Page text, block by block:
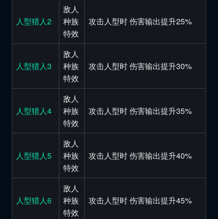
人型猎人2
敌人
种族
特效
攻击人型时 伤害输出提升25%
人型猎人3
敌人
种族
特效
攻击人型时 伤害输出提升30%
人型猎人4
敌人
种族
特效
攻击人型时 伤害输出提升35%
人型猎人5
敌人
种族
特效
攻击人型时 伤害输出提升40%
人型猎人6
敌人
种族
特效
攻击人型时 伤害输出提升45%